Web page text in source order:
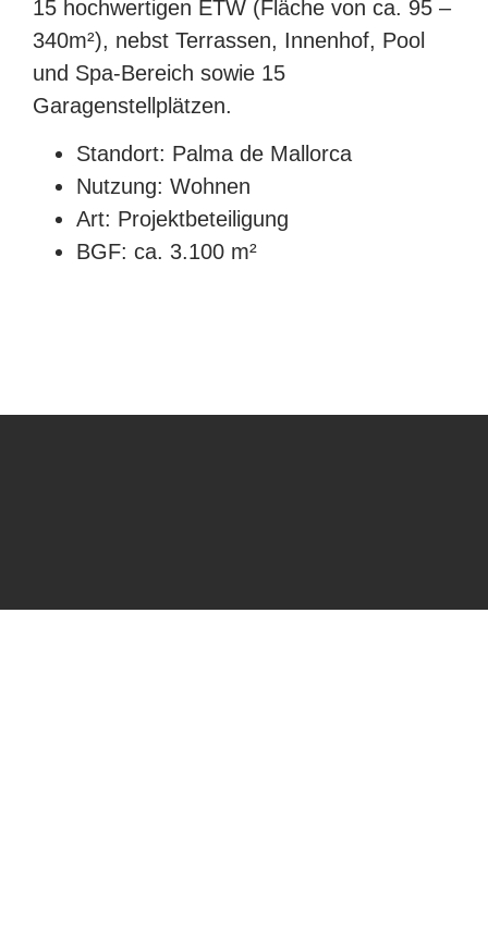
15 hochwertigen ETW (Fläche von ca. 95 –
340m²), nebst Terrassen, Innenhof, Pool
und Spa-Bereich sowie 15
Garagenstellplätzen.
Standort: Palma de Mallorca
Nutzung: Wohnen
Art: Projektbeteiligung
BGF: ca. 3.100 m²